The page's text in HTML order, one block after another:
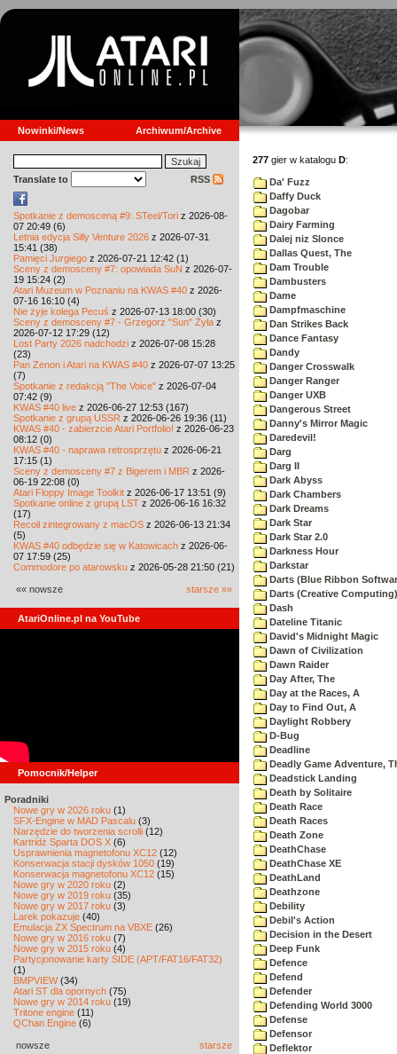
Nowinki/News Archiwum/Archive
Translate to RSS
Spotkanie z demosceną #9: STeel/Tori z 2026-08-
07 20:49 (6)
Letnia edycja Silly Venture 2026 z 2026-07-31
15:41 (38)
Pamięci Jurgiego z 2026-07-21 12:42 (1)
Sceny z demosceny #7: opowiada SuN z 2026-07-
19 15:24 (2)
Atari Muzeum w Poznaniu na KWAS #40 z 2026-
07-16 16:10 (4)
Nie żyje kolega Pecuś z 2026-07-13 18:00 (30)
Sceny z demosceny #7 - Grzegorz "Sun" Żyła z
2026-07-12 17:29 (12)
Lost Party 2026 nadchodzi z 2026-07-08 15:28
(23)
Pan Zenon i Atari na KWAS #40 z 2026-07-07 13:25
(7)
Spotkanie z redakcją "The Voice" z 2026-07-04
07:42 (9)
KWAS #40 live z 2026-06-27 12:53 (167)
Spotkanie z grupą USSR z 2026-06-26 19:36 (11)
KWAS #40 - zabierzcie Atari Portfolio! z 2026-06-23
08:12 (0)
KWAS #40 - naprawa retrosprzętu z 2026-06-21
17:15 (1)
Sceny z demosceny #7 z Bigerem i MBR z 2026-
06-19 22:08 (0)
Atari Floppy Image Toolkit z 2026-06-17 13:51 (9)
Spotkanie online z grupą LST z 2026-06-16 16:32
(17)
Recoil zintegrowany z macOS z 2026-06-13 21:34
(5)
KWAS #40 odbędzie się w Katowicach z 2026-06-
07 17:59 (25)
Commodore po atarowsku z 2026-05-28 21:50 (21)
«« nowsze starsze »»
AtariOnline.pl na YouTube
Pomocnik/Helper
Poradniki
Nowe gry w 2026 roku (1)
SFX-Engine w MAD Pascalu (3)
Narzędzie do tworzenia scrolli (12)
Kartridż Sparta DOS X (6)
Usprawnienia magnetofonu XC12 (12)
Konserwacja stacji dysków 1050 (19)
Konserwacja magnetofonu XC12 (15)
Nowe gry w 2020 roku (2)
Nowe gry w 2019 roku (35)
Nowe gry w 2017 roku (3)
Larek pokazuje (40)
Emulacja ZX Spectrum na VBXE (26)
Nowe gry w 2016 roku (7)
Nowe gry w 2015 roku (4)
Partycjonowanie karty SIDE (APT/FAT16/FAT32)
(1)
BMPVIEW(34)
Atari ST dla opornych (75)
Nowe gry w 2014 roku (19)
Tritone engine (11)
QChan Engine (6)
nowsze starsze
277 gier w katalogu D:
Da' Fuzz
Daffy Duck
Dagobar
Dairy Farming
Dalej niz Slonce
Dallas Quest, The
Dam Trouble
Dambusters
Dame
Dampfmaschine
Dan Strikes Back
Dance Fantasy
Dandy
Danger Crosswalk
Danger Ranger
Danger UXB
Dangerous Street
Danny's Mirror Magic
Daredevil!
Darg
Darg II
Dark Abyss
Dark Chambers
Dark Dreams
Dark Star
Dark Star 2.0
Darkness Hour
Darkstar
Darts (Blue Ribbon
Darts (Creative Computing)
Dash
Dateline Titanic
David's Midnight Magic
Dawn of Civilization
Dawn Raider
Day After, The
Day at the Races, A
Day to Find Out, A
Daylight Robbery
D-Bug
Deadline
Deadly Game Adventure,
Deadstick Landing
Death by Solitaire
Death Race
Death Races
Death Zone
DeathChase
DeathChase XE
DeathLand
Deathzone
Debility
Debil's Action
Decision in the Desert
Deep Funk
Defence
Defend
Defender
Defending World 3000
Defense
Defensor
Deflektor